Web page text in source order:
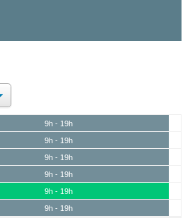
9h - 19h
9h - 19h
9h - 19h
9h - 19h
9h - 19h
9h - 19h